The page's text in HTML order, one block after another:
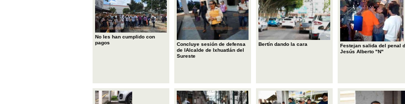
No les han cumplido con
pagos
Concluye sesión de defensa
de lAlcalde de Ixhuatlán del
Sureste
Bertín dando la cara
Festejan salida del penal
Jesús Alberto "N"